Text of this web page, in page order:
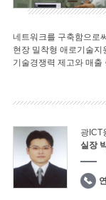
네트워크를 구축함으로
현장 밀착형 애로기술지
기술경쟁력 제고와 매출
광ICT
실장